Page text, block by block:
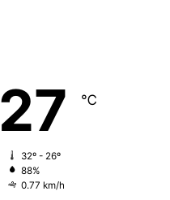
27 ℃
32º - 26º
88%
0.77 km/h